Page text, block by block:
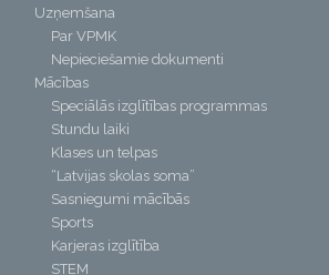
Uzņemšana
Par VPMK
Nepieciešamie dokumenti
Mācības
Speciālās izglītības programmas
Stundu laiki
Klases un telpas
“Latvijas skolas soma”
Sasniegumi mācībās
Sports
Karjeras izglītība
STEM